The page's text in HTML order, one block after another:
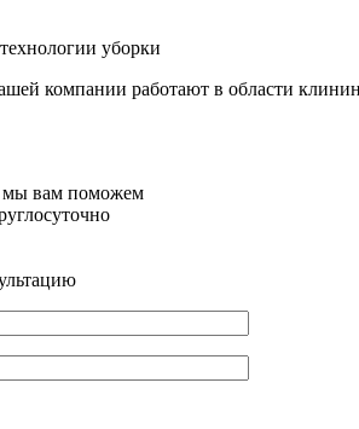
уборки
компании работают в области
мы вам поможем